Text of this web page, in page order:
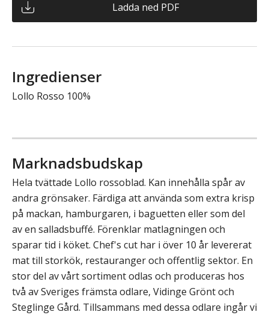
Ladda ned PDF
Ingredienser
Lollo Rosso 100%
Marknadsbudskap
Hela tvättade Lollo rossoblad. Kan innehålla spår av
andra grönsaker. Färdiga att använda som extra krisp
på mackan, hamburgaren, i baguetten eller som del
av en salladsbuffé. Förenklar matlagningen och
sparar tid i köket. Chef's cut har i över 10 år levererat
mat till storkök, restauranger och offentlig sektor. En
stor del av vårt sortiment odlas och produceras hos
två av Sveriges främsta odlare, Vidinge Grönt och
Steglinge Gård. Tillsammans med dessa odlare ingår vi